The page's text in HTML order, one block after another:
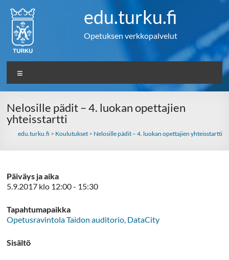
content
edu.turku.fi
Opetuksen verkkopalvelut
Nelosille pädit – 4. luokan opettajien
yhteisstartti
edu.turku.fi > Koulutukset> Nelosille pädit – 4. luokan opettajien yhteisstartti
Päiväys ja aika
5.9.2017 klo 12:00 - 15:30
Tapahtumapaikka
Opetusravintola Taidon auditorio, DataCity
Sisältö